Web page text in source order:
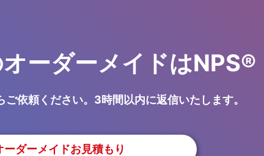
ーダーメイドはNPS®
依頼ください。3時間以内に返信いたします。
ーダーメイドお見積もり